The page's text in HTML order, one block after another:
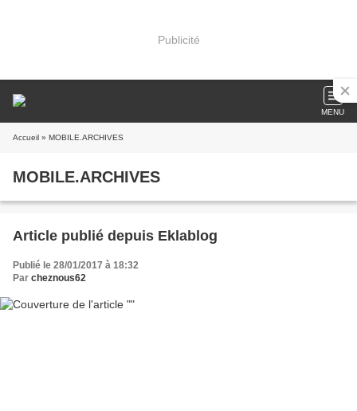
Publicité
MENU
Accueil » MOBILE.ARCHIVES
MOBILE.ARCHIVES
Article publié depuis Eklablog
Publié le 28/01/2017 à 18:32
Par cheznous62